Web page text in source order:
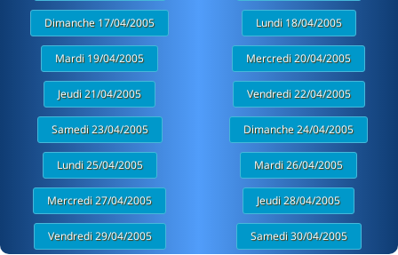
Dimanche 17/04/2005 Lundi 18/04/2005
Mardi 19/04/2005 Mercredi 20/04/2005
Jeudi 21/04/2005 Vendredi 22/04/2005
Samedi 23/04/2005 Dimanche 24/04/2005
Lundi 25/04/2005 Mardi 26/04/2005
Mercredi 27/04/2005 Jeudi 28/04/2005
Vendredi 29/04/2005 Samedi 30/04/2005